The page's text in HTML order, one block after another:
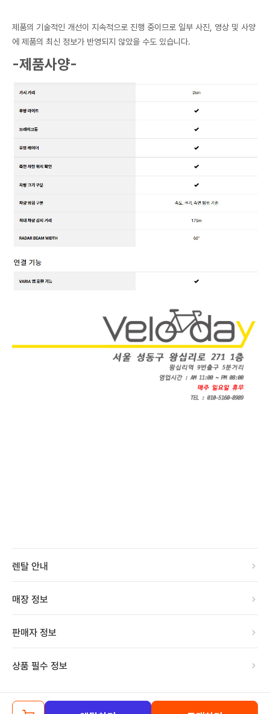
제품의 기술적인 개선이 지속적으로 진행 중이므로 일부 사진, 영상 및 사양
에 제품의 최신 정보가 반영되지 않았을 수도 있습니다.
-제품사양-
렌탈 안내
매장 정보
판매자 정보
상품 필수 정보